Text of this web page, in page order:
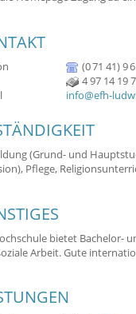
(071 41) 9
497 14 19
info@efh-
(Grund- und
Pflege,
bietet Bachelor-
Arbeit. Gute